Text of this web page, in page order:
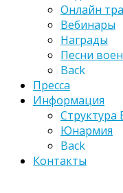
Онлайн
Вебинары
Награды
Песни
Back
Пресса
Информация
Структура
Юнармия
Back
Контакты